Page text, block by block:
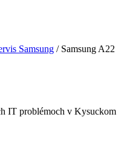
Samsung / Samsung A22
IT problémoch v Kysuckom